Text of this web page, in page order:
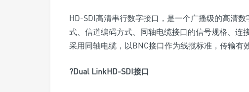
HD-SDI高清串行数字接口，是一个广播级的高清
式、信道编码方式、同轴电缆接口的信号规格、连
采用同轴电缆，以BNC接口作为线揽标准，传输有
?Dual LinkHD-SDI接口